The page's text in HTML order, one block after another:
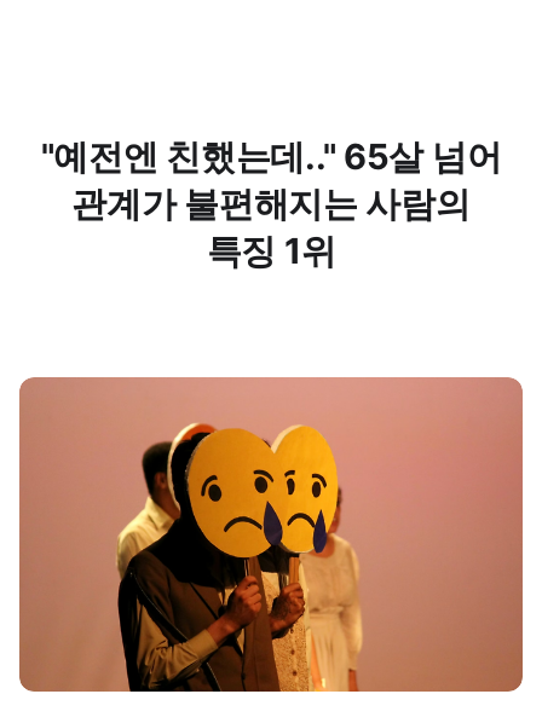
"예전엔 친했는데.." 65살 넘어
관계가 불편해지는 사람의
특징 1위